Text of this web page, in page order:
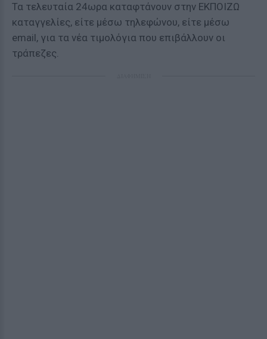
Τα τελευταία 24ωρα καταφτάνουν στην ΕΚΠΟΙΖΩ
καταγγελίες, είτε μέσω τηλεφώνου, είτε μέσω
email, για τα νέα τιμολόγια που επιβάλλουν οι
τράπεζες.